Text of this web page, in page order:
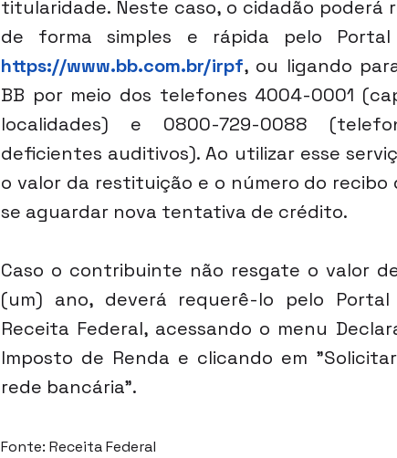
titularidade. Neste caso, o cidadão poderá
https://www.bb.com.br/irpf, ou ligando
BB por meio dos telefones 4004-0001
localidades) e 0800-729-0088
deficientes auditivos). Ao utilizar esse
o valor da restituição e o número do recibo
se aguardar nova tentativa de crédito.
Caso o contribuinte não resgate o valor
(um) ano, deverá requerê-lo pelo
Receita Federal, acessando o menu
Imposto de Renda e clicando em
rede bancária".
Fonte: Receita Federal